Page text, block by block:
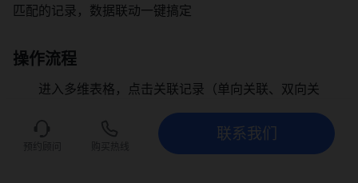
匹配的记录，数据联动一键搞定
操作流程
进入多维表格，点击关联记录（单向关联、双向关
联均可）字段 中 任意单元格，进入如下关联页
面，点击 「查看 AI 推荐的相关记录」
联系我们
预约顾问 购买热线
联系我们